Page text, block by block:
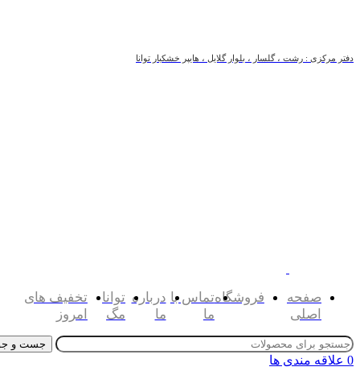
دفتر مرکزی : رشت ، گلسار ، بلوار گلایل ، هایپر خشکبار توانا
صفحه
اصلی
فروشگاهتماس با
ما
درباره
ما
توانا
مگ
تخفیف های
امروز
جست و
0 علاقه مندی ها